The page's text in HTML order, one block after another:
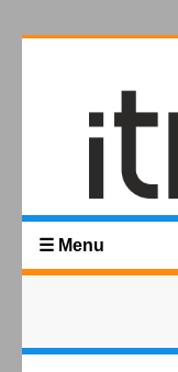
☰ Menu